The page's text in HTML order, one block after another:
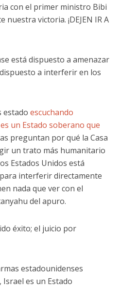
con el primer ministro Bibi
victoria. ¡DEJEN IR A
está dispuesto a amenazar
a interferir en los
estado escuchando
un Estado soberano que
preguntan por qué la Casa
un trato más humanitario
Estados Unidos está
interferir directamente
nada que ver con el
del apuro.
éxito; el juicio por
estadounidenses
es un Estado